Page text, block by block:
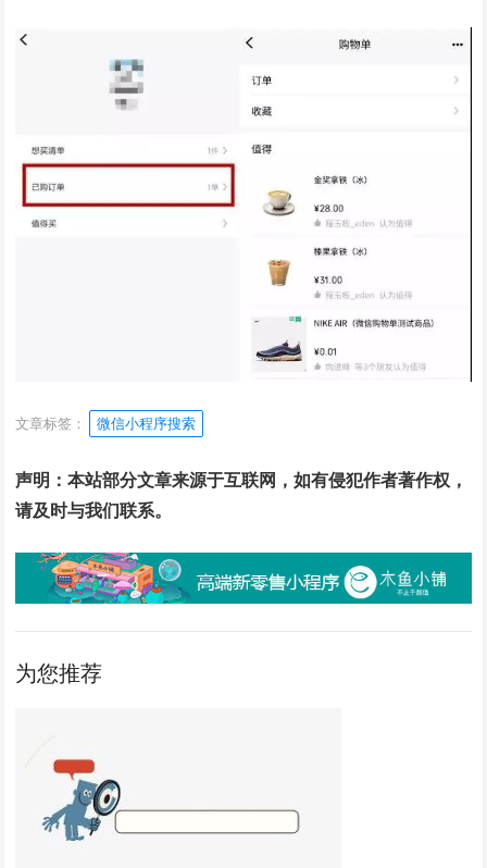
文章标签： 微信小程序搜索
声明：本站部分文章来源于互联网，如有侵犯作者著作权，
请及时与我们联系。
为您推荐